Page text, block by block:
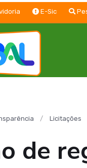
E-Sic
Licitações
de